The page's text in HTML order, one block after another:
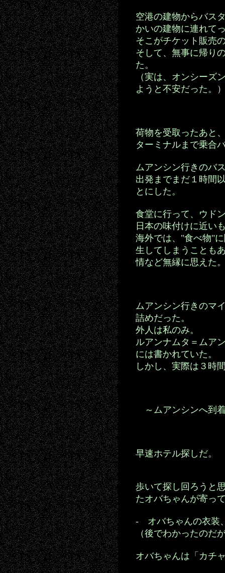
空港の建物からバス
かいの建物に連れて
そこがチケット販売
そして、無事に帰り
た。
（実は、オンシーズ
ようと不安だった。
荷物を受取ったあと
ターミナルまで乗合
ムアンシン行きのバ
出発までまだ１時間
とにした。
食堂に行って、ウド
日本の味付けに近い
海外では、"食べ物"
生してしまうことも
情など無縁に思えた
ムアンシン行きのマ
詰めだった。
外人は私のみ。
ルアンナムタ＝ムア
には書かれていた。
しかし、実際は３時
～ムアンシンへ到
早速ホテル探しだ。
歩いて探し回ろうと
たオバちゃんが寄っ
- オバちゃんの衣装
（後でわかったのだ
オバちゃんは「カチ